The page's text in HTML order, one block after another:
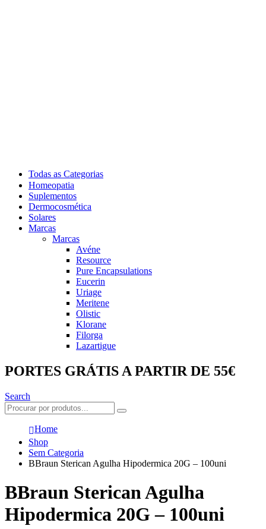
Todas as Categorias
Homeopatia
Suplementos
Dermocosmética
Solares
Marcas
Marcas
Avéne
Resource
Pure Encapsulations
Eucerin
Uriage
Meritene
Olistic
Klorane
Filorga
Lazartigue
PORTES GRÁTIS A PARTIR DE 55€
Search
Home
Shop
Sem Categoria
BBraun Sterican Agulha Hipodermica 20G – 100uni
BBraun Sterican Agulha
Hipodermica 20G – 100uni